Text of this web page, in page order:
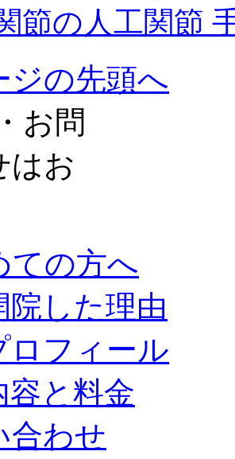
節の人工関節
ジの先頭へ
ての方へ
院した理由
ロフィール
容と料金
合わせ